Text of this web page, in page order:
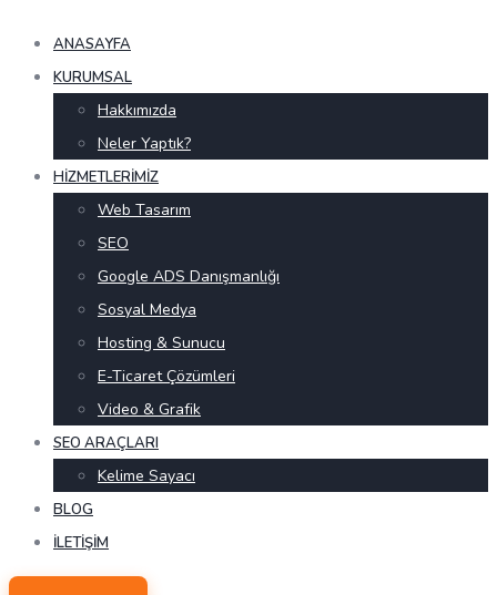
ANASAYFA
KURUMSAL
Hakkımızda
Neler Yaptık?
HIZMETLERIMIZ
Web Tasarım
SEO
Google ADS Danışmanlığı
Sosyal Medya
Hosting & Sunucu
E-Ticaret Çözümleri
Video & Grafik
SEO ARAÇLARI
Kelime Sayacı
BLOG
İLETIŞIM